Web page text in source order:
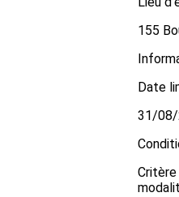
155
Date
31/08/